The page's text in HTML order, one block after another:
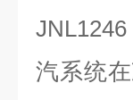
汽系统